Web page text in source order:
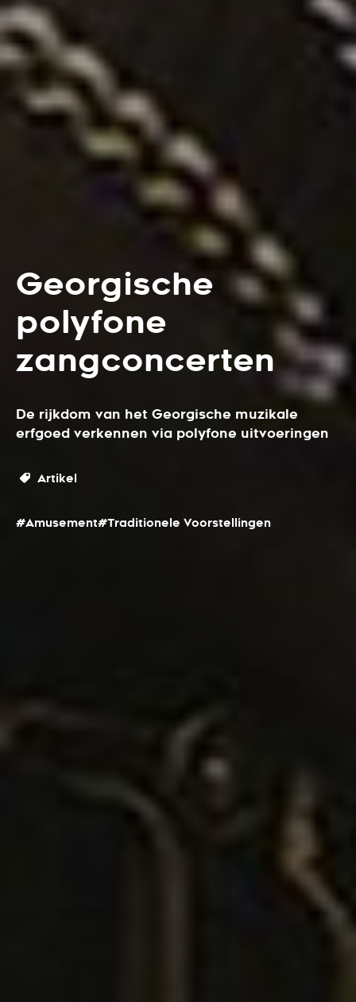
Georgische
polyfone
zangconcerten
De rijkdom van het Georgische muzikale
erfgoed verkennen via polyfone uitvoeringen
Artikel
#Amusement#Traditionele Voorstellingen